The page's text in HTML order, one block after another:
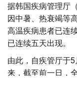
据韩国疾病管理厅
因中暑、热衰竭等
高温疾病患者已连
已连续五天出现。
由此，自疾管厅于
来，截至前一日，